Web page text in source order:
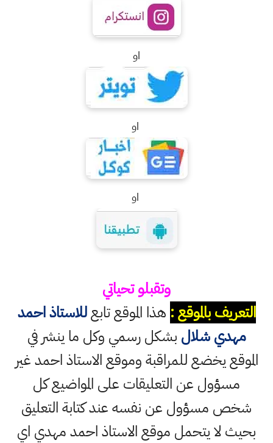
او
او
او
وتقبلو تحياتي
التعريف بالموقع : هذا الموقع تابعللاستاذ احمد
مهدي شلال بشكل رسمي وكل ما ينشر في
الموقع يخضع للمراقبة وموقع الاستاذ احمد غير
مسؤول عن التعليقات على المواضيع كل
شخص مسؤول عن نفسه عند كتابة التعليق
بحيث لا يتحمل موقع الاستاذ احمد مهدي اي